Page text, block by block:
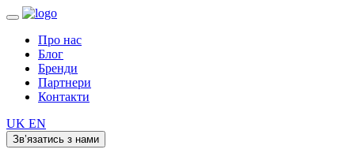
Про нас
Блог
Бренди
Партнери
Контакти
UK EN
Зв’язатись з нами